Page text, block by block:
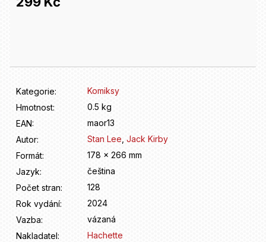
Kategorie:
Komiksy
Hmotnost:
0.5 kg
EAN:
maor13
Autor: Stan Lee, Jack Kirby
Formát:
178 x 266 mm
Jazyk:
čeština
Počet stran:
128
Rok vydání:
2024
Vazba:
vázaná
Nakladatel:
Hachette
r
č
u
e
e